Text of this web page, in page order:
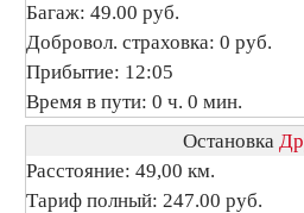
Багаж: 49.00 руб.
Добровол. страховка: 0 руб.
Прибытие: 12:05
Время в пути: 0 ч. 0 мин.
Остановка
Расстояние: 49,00 км.
Тариф полный: 247.00 руб.